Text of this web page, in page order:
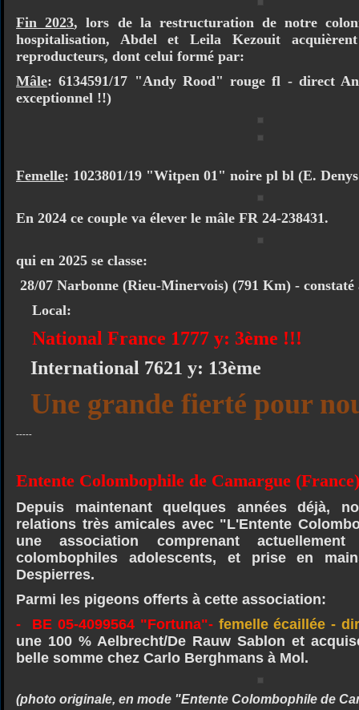
Fin 2023, lors de la restructuration de notre
hospitalisation, Abdel et Leila Kezouit
reproducteurs, dont celui formé par:
Mâle: 6134591/17 "Andy Rood" rouge fl - direct
exceptionnel !!)
Femelle: 1023801/19 "Witpen 01" noire pl bl (E.
En 2024 ce couple va élever le mâle FR 24-238431.
qui en 2025 se classe:
28/07 Narbonne (Rieu-Minervois) (791 Km) -
Local:
National France 1777 y: 3ème !!!
International 7621 y: 13ème
Une grande fierté pour
-----
Entente Colombophile de Camargue (France)
Depuis maintenant quelques années déjà,
relations très amicales avec "L'Entente
une association comprenant
colombophiles adolescents, et prise en
Despierres.
Parmi les pigeons offerts à cette association:
- BE 05-4099564 "Fortuna"-femelle écaillée -
une 100 % Aelbrecht/De Rauw Sablon et
belle somme chez Carlo Berghmans à Mol.
(photo originale, en mode "Entente Colombophile de